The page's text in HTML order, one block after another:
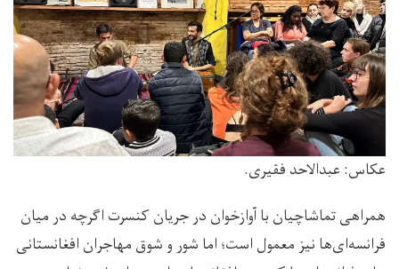
عکاس:‌ عبدالاحد فقیری.
همراهی تماشاچیان با آوازخوان در جریان کنسرت اگرچه در میان
فرانسه‌ای‌ها نیز معمول است؛ اما شور و شوق مهاجران افغانستانی